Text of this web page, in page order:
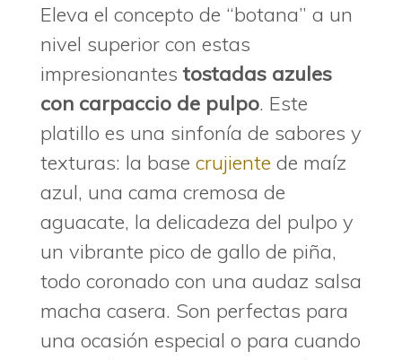
Eleva el concepto de “botana” a un
nivel superior con estas
impresionantestostadas azules
con carpaccio de pulpo. Este
platillo es una sinfonía de sabores y
texturas: la base crujiente de maíz
azul, una cama cremosa de
aguacate, la delicadeza del pulpo y
un vibrante pico de gallo de piña,
todo coronado con una audaz salsa
macha casera. Son perfectas para
una ocasión especial o para cuando